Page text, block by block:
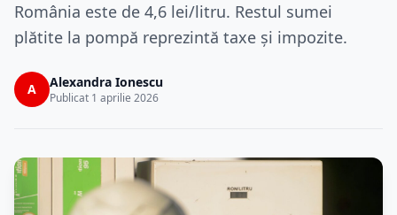
România este de 4,6 lei/litru. Restul sumei
plătite la pompă reprezintă taxe și impozite.
A Alexandra Ionescu
Publicat 1 aprilie 2026